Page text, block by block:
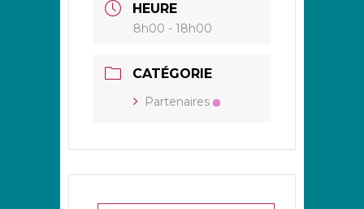
HEURE
8h00 - 18h00
CATÉGORIE
Partenaires